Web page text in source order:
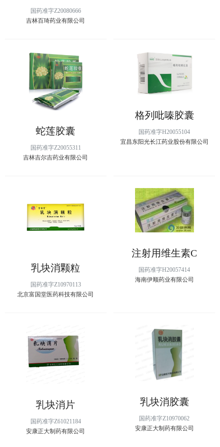
国药准字Z20080666
吉林百琦药业有限公司
蛇莲胶囊
国药准字Z20055311
吉林吉尔吉药业有限公司
格列吡嗪胶囊
国药准字H20055104
宜昌东阳光长江药业股份有限公司
乳块消颗粒
国药准字Z10970113
北京富国堂医药科技有限公司
注射用维生素C
国药准字H20057414
海南伊顺药业有限公司
乳块消片
国药准字Z61021184
安康正大制药有限公司
乳块消胶囊
国药准字Z10970062
安康正大制药有限公司